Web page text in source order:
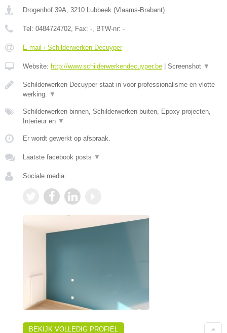
Drogenhof 39A, 3210 Lubbeek (Vlaams-Brabant)
Tel: 0484724702, Fax: -, BTW-nr: -
E-mail › Schilderwerken Decuyper
Website: http://www.schilderwerkendecuyper.be Screenshot ▼
Schilderwerken Decuyper staat in voor professionalisme en vlotte
werking. ▼
Schilderwerken binnen, Schilderwerken buiten, Epoxy projecten,
Interieur en ▼
Er wordt gewerkt op afspraak.
Laatste facebook posts ▼
Sociale media:
BEKIJK VOLLEDIG PROFIEL